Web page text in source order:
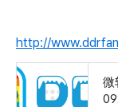
http://
微